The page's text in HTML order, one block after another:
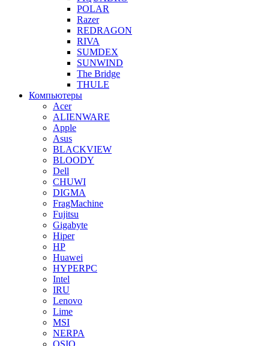
POLAR
Razer
REDRAGON
RIVA
SUMDEX
SUNWIND
The Bridge
THULE
Компьютеры
Acer
ALIENWARE
Apple
Asus
BLACKVIEW
BLOODY
Dell
CHUWI
DIGMA
FragMachine
Fujitsu
Gigabyte
Hiper
HP
Huawei
HYPERPC
Intel
IRU
Lenovo
Lime
MSI
NERPA